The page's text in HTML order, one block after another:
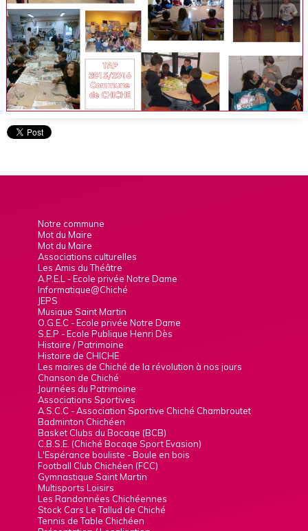
Notre commune
Mot du Maire
Mot du Maire
Associations culturelles
Les Amis du Théâtre
A.P.E.L - Ecole privée Notre Dame
Informatique@Chiché
JEPS
Musique Saint Martin
O.G.E.C - Ecole privée Notre Dame
S.E.P - Ecole Publique Henri Dès
Histoire / Patrimoine
Histoire de CHICHE
Les maires de Chiché de la révolution à nos jours
Chanson de Chiché
Journées du Patrimoine
Associations Sportives
A.S.C.C - Association Sportive Chiché Chambroutet
Badminton Chichéen
Basket Clubs du Bocage (BCB)
C.B.S.E. (Chiché Bocage Sport Evasion)
L'Espérance bouliste - Boule en bois
Football Club Chichéen (FCC)
Gymnastique Saint Martin
Multisports Loisirs
Les Randonnées Chichéennes
Stock Cars Le Tallud de Chiché
Tennis de Table Chichéen